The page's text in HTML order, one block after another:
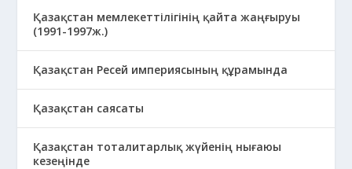
Қазақстан мемлекеттілігінің қайта жаңғыруы
(1991-1997ж.)
Қазақстан Ресей империясының құрамында
Қазақстан саясаты
Қазақстан тоталитарлық жүйенің нығаюы
кезеңінде